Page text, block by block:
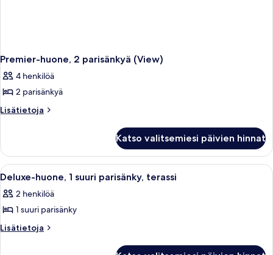
Premier-huone, 2 parisänkyä (View)
4 henkilöä
2 parisänkyä
Lisätietoja
Lisätietoja
2
parisänkyä
(View)
Katso valitsemiesi päivien hinnat
Avaa
kaikki
huonetyypin
Deluxe-
huone,
Hotellihuone, jossa on suuri sänky,
3
Deluxe-huone, 1 suuri parisänky, terassi
2 henkilöä
1 suuri parisänky
Lisätietoja
Lisätietoja